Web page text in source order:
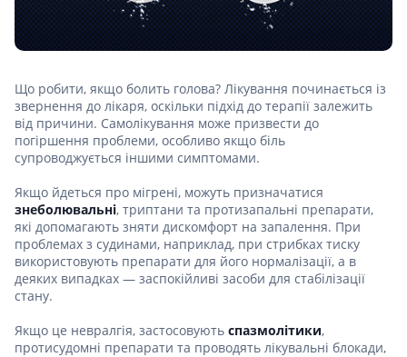
Що робити, якщо болить голова? Лікування починається із
звернення до лікаря, оскільки підхід до терапії залежить
від причини. Самолікування може призвести до
погіршення проблеми, особливо якщо біль
супроводжується іншими симптомами.
Якщо йдеться про мігрені, можуть призначатися
знеболювальні, триптани та протизапальні препарати,
які допомагають зняти дискомфорт на запалення. При
проблемах з судинами, наприклад, при стрибках тиску
використовують препарати для його нормалізації, а в
деяких випадках — заспокійливі засоби для стабілізації
стану.
Якщо це невралгія, застосовують спазмолітики,
протисудомні препарати та проводять лікувальні блокади,